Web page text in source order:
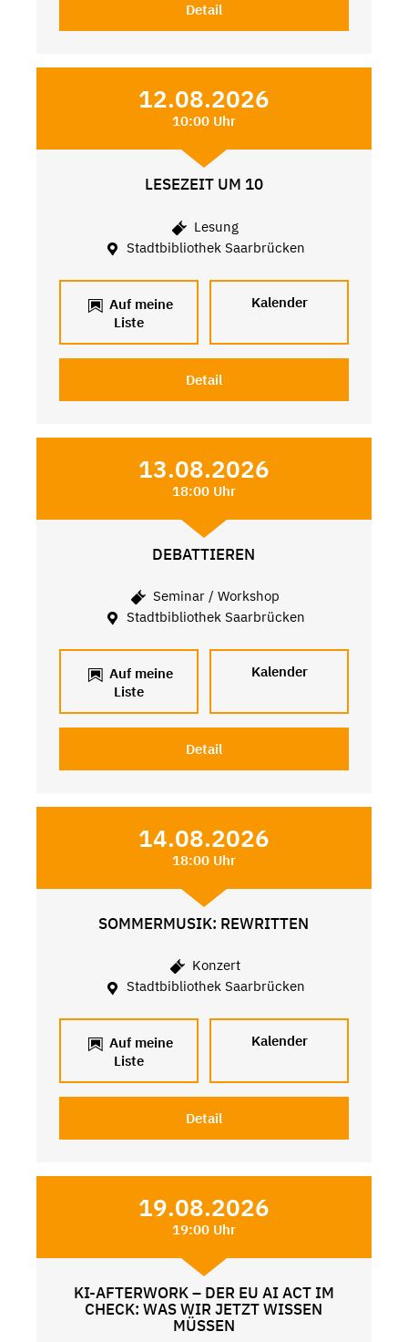
Detail
12.08.2026
10:00 Uhr
LESEZEIT UM 10
Lesung
Stadtbibliothek Saarbrücken
Auf meine
Liste
Kalender
Detail
13.08.2026
18:00 Uhr
DEBATTIEREN
Seminar / Workshop
Stadtbibliothek Saarbrücken
Auf meine
Liste
Kalender
Detail
14.08.2026
18:00 Uhr
SOMMERMUSIK: REWRITTEN
Konzert
Stadtbibliothek Saarbrücken
Auf meine
Liste
Kalender
Detail
19.08.2026
19:00 Uhr
KI-AFTERWORK – DER EU AI ACT IM
CHECK: WAS WIR JETZT WISSEN
MÜSSEN